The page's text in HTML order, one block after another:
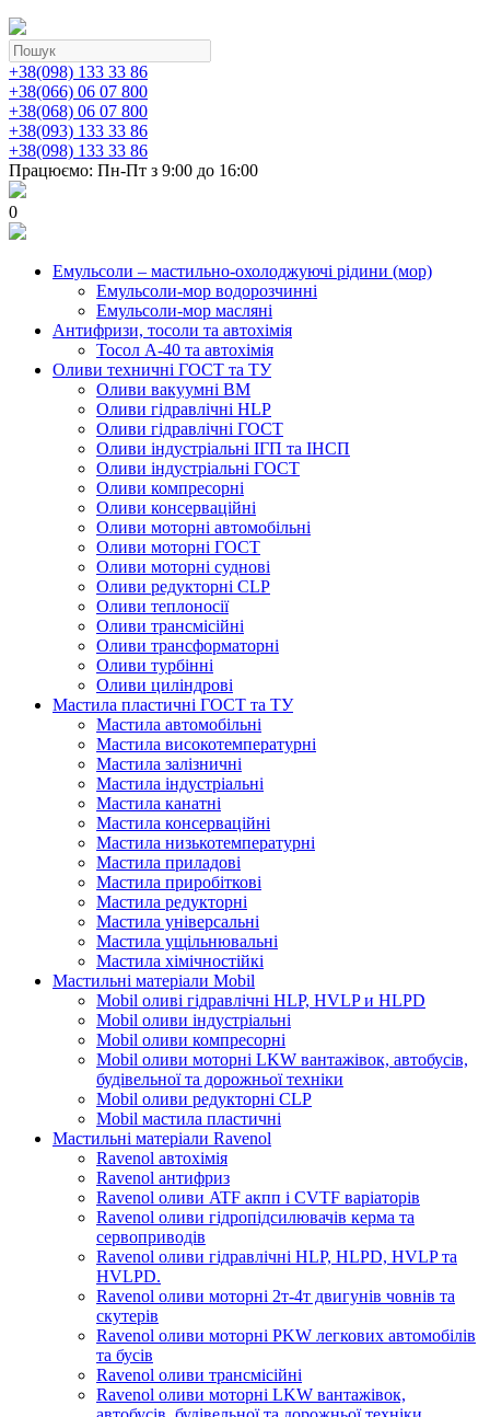
+38(098) 133 33 86
+38(066) 06 07 800
+38(068) 06 07 800
+38(093) 133 33 86
+38(098) 133 33 86
Працюємо: Пн-Пт з 9:00 до 16:00
0
Емульсоли – мастильно-охолоджуючі рідини (мор)
Емульсоли-мор водорозчинні
Емульсоли-мор масляні
Антифризи, тосоли та автохімія
Тосол А-40 та автохімія
Оливи техничні ГОСТ та ТУ
Оливи вакуумні ВМ
Оливи гідравлічні HLP
Оливи гідравлічні ГОСТ
Оливи індустріальні ІГП та ІНСП
Оливи індустріальні ГОСТ
Оливи компресорні
Оливи консерваційні
Оливи моторні автомобільні
Оливи моторні ГОСТ
Оливи моторні суднові
Оливи редукторні CLP
Оливи теплоносії
Оливи трансмісійні
Оливи трансформаторні
Оливи турбінні
Оливи циліндрові
Мастила пластичні ГОСТ та ТУ
Мастила автомобільні
Мастила високотемпературні
Мастила залізничні
Мастила індустріальні
Мастила канатні
Мастила консерваційні
Мастила низькотемпературні
Мастила приладові
Мастила приробіткові
Мастила редукторні
Мастила універсальні
Мастила ущільнювальні
Мастила хімічностійкі
Мастильні матеріали Mobil
Mobil оливі гідравлічні HLP, HVLP и HLPD
Mobil оливи індустріальні
Mobil оливи компресорні
Mobil оливи моторні LKW вантажівок, автобусів,
будівельної та дорожньої техніки
Mobil оливи редукторні CLP
Mobil мастила пластичні
Мастильні матеріали Ravenol
Ravenol автохімія
Ravenol антифриз
Ravenol оливи ATF акпп і CVTF варіаторів
Ravenol оливи гідропідсилювачів керма та
сервоприводів
Ravenol оливи гідравлічні HLP, HLPD, HVLP та
HVLPD.
Ravenol оливи моторні 2т-4т двигунів човнів та
скутерів
Ravenol оливи моторні PKW легкових автомобілів
та бусів
Ravenol оливи трансмісійні
Ravenol оливи моторні LKW вантажівок,